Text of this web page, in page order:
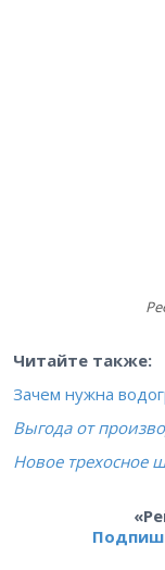
Читайте также:
Зачем нужна
Выгода от
Новое трехосное